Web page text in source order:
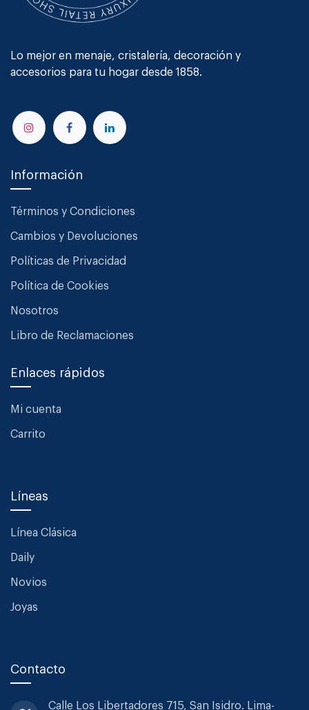
Lo mejor en menaje, cristalería, decoración y
accesorios para tu hogar desde 1858.
Información
Términos y Condiciones
Cambios y Devoluciones
Políticas de Privacidad
Política de Cookies
Nosotros
Libro de Reclamaciones
Enlaces rápidos
Mi cuenta
Carrito
Líneas
Línea Clásica
Daily
Novios
Joyas
Contacto
Calle Los Libertadores 715, San Isidro. Lima-